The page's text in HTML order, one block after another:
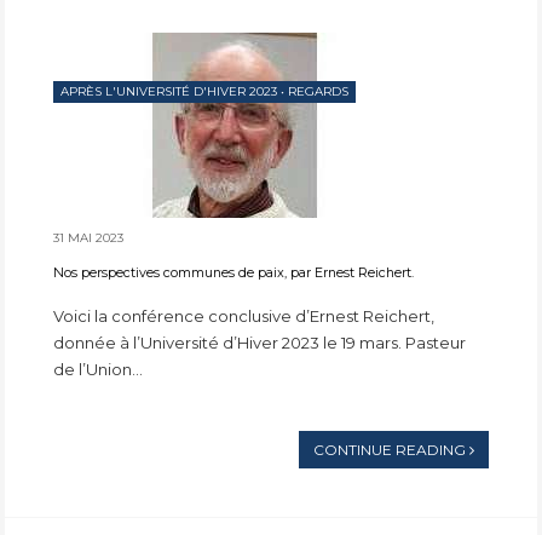
APRÈS L'UNIVERSITÉ D'HIVER 2023 • REGARDS
31 MAI 2023
Nos perspectives communes de paix, par Ernest Reichert.
Voici la conférence conclusive d’Ernest Reichert,
donnée à l’Université d’Hiver 2023 le 19 mars. Pasteur
de l’Union...
CONTINUE READING